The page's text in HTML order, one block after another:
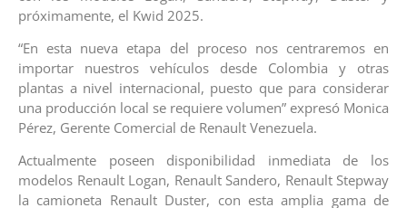
próximamente, el Kwid 2025.
“En esta nueva etapa del proceso nos centraremos en
importar nuestros vehículos desde Colombia y otras
plantas a nivel internacional, puesto que para considerar
una producción local se requiere volumen” expresó Monica
Pérez, Gerente Comercial de Renault Venezuela.
Actualmente poseen disponibilidad inmediata de los
modelos Renault Logan, Renault Sandero, Renault Stepway
la camioneta Renault Duster, con esta amplia gama de